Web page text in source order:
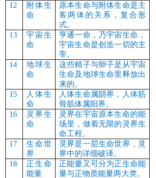
12
附体生
命
原本生命与附体生命是主
客两体的关系，复合形
式。
13
宇宙生
命
亨通一命，乃宇宙生命，
宇宙生命是创造一切的主
宰。
14
地球生
命
这些精子与卵子是从宇宙
生命及地球生命里释放出
来的。
15
人体生
命
人体生命属阴界，人体筋
骨肌体属阳界。
16
灵界生
命
灵界在宇宙原本生命的能
场里，做着无限的灵界生
命工程。
17
生命世
界
灵界是一层生命世界，灵
界中的详细破译。
18
正生命
能量
正能量又可分为正生命能
量与正物质能量两大类。